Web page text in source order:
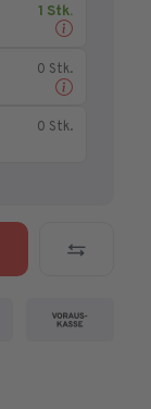
1 Stk.
0 Stk.
0 Stk.